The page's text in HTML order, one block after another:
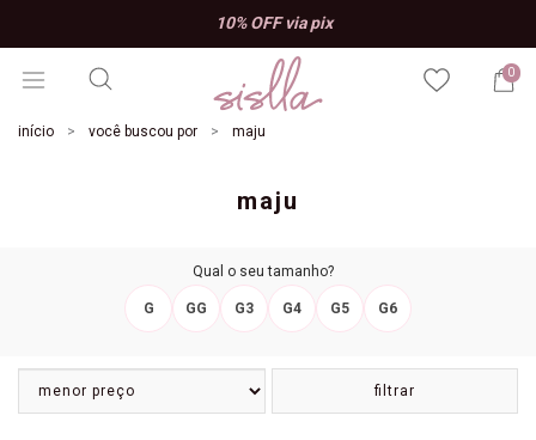
10% OFF via pix
0
início você buscou por maju
maju
Qual o seu tamanho?
G GG G3 G4 G5 G6
filtrar